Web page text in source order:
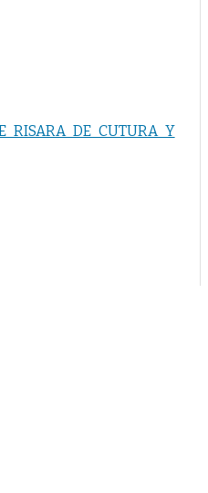
RISARA DE CUTURA Y